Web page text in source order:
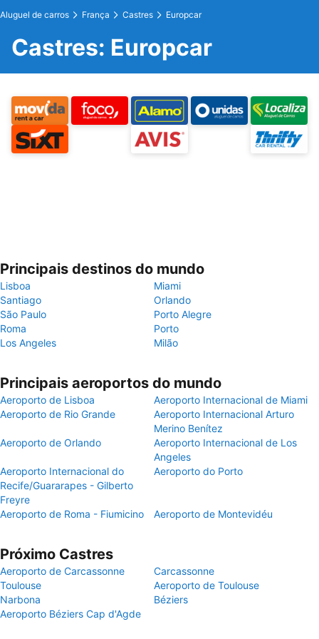
Aluguel de carros França Castres Europcar
Castres: Europcar
Principais destinos do mundo
Lisboa
Miami
Santiago
Orlando
São Paulo
Porto Alegre
Roma
Porto
Los Angeles
Milão
Principais aeroportos do mundo
Aeroporto de Lisboa
Aeroporto Internacional de Miami
Aeroporto de Rio Grande
Aeroporto Internacional Arturo
Merino Benítez
Aeroporto de Orlando
Aeroporto Internacional de Los
Angeles
Aeroporto Internacional do
Recife/Guararapes - Gilberto
Freyre
Aeroporto do Porto
Aeroporto de Roma - Fiumicino Aeroporto de Montevidéu
Próximo Castres
Aeroporto de Carcassonne
Carcassonne
Toulouse
Aeroporto de Toulouse
Narbona
Béziers
Aeroporto Béziers Cap d'Agde